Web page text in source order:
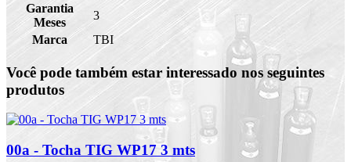
Garantia
Meses
3
Marca
TBI
Você pode também estar interessado nos seguintes
produtos
00a - Tocha TIG WP17 3 mts